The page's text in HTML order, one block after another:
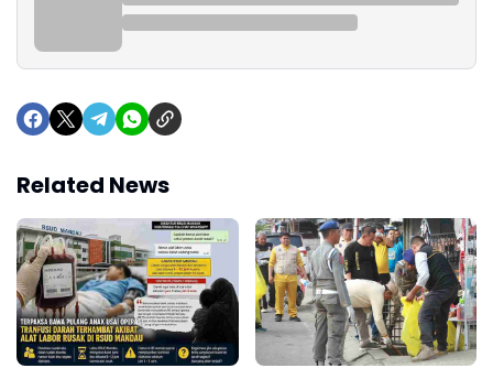
Related News